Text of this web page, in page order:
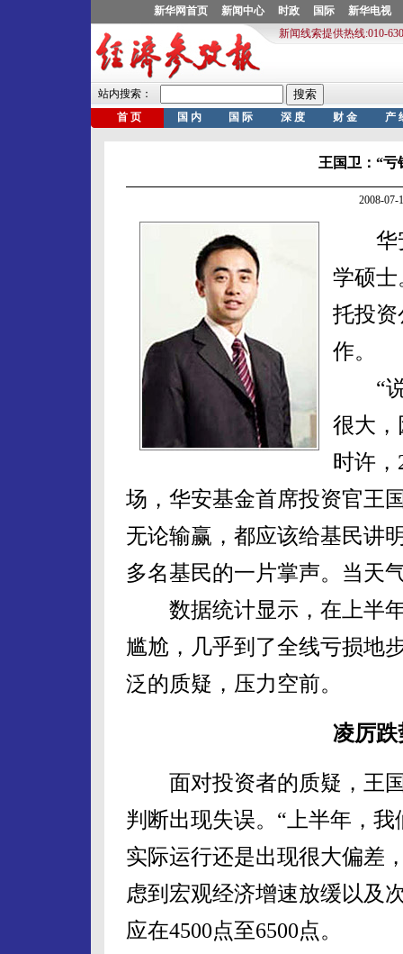
王国卫：“亏
2008-
华安
学硕士
托投
作。
“说
很大，
时许
场，华安基金首席投资官王
无论输赢，都应该给基民讲
多名基民的一片掌声。当天
数据统计显示，在上半年
尴尬，几乎到了全线亏损地
泛的质疑，压力空前。
凌厉跌
面对投资者的质疑，王国
判断出现失误。“上半年，
实际运行还是出现很大偏差
虑到宏观经济增速放缓以及
应在4500点至6500点。